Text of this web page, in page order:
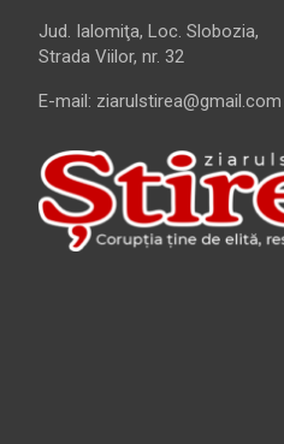
Jud. Ialomiţa, Loc. Slobozia,
Strada Viilor, nr. 32
E-mail: ziarulstirea@gmail.com